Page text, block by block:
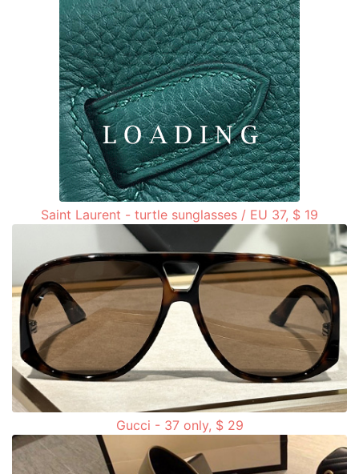
Saint Laurent - turtle sunglasses / EU 37, $ 19
Gucci - 37 only, $ 29